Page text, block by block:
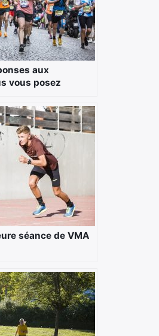
aux
vous posez
séance de VMA